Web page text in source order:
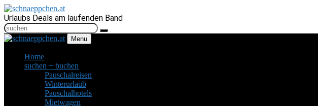
Urlaubs Deals am laufenden Band
Menu
Home
suchen + buchen
Pauschalreisen
Winterurlaub
Pauschalhotels
Mietwagen